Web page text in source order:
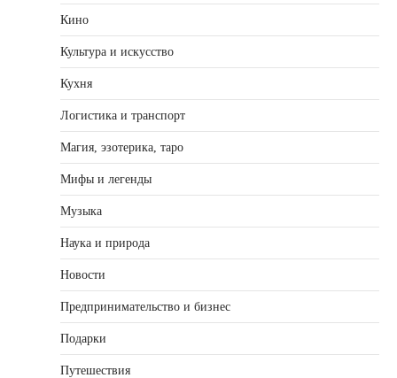
Кино
Культура и искусство
Кухня
Логистика и транспорт
Магия, эзотерика, таро
Мифы и легенды
Музыка
Наука и природа
Новости
Предпринимательство и бизнес
Подарки
Путешествия